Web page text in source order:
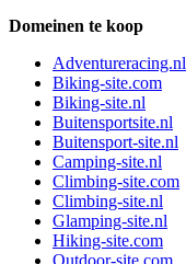
Domeinen te koop
Adventureracing.nl
Biking-site.com
Biking-site.nl
Buitensportsite.nl
Buitensport-site.nl
Camping-site.nl
Climbing-site.com
Climbing-site.nl
Glamping-site.nl
Hiking-site.com